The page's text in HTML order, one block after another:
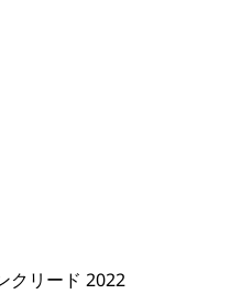
クリード 2022